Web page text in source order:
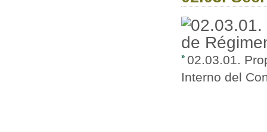
02.03.01.
Interno del